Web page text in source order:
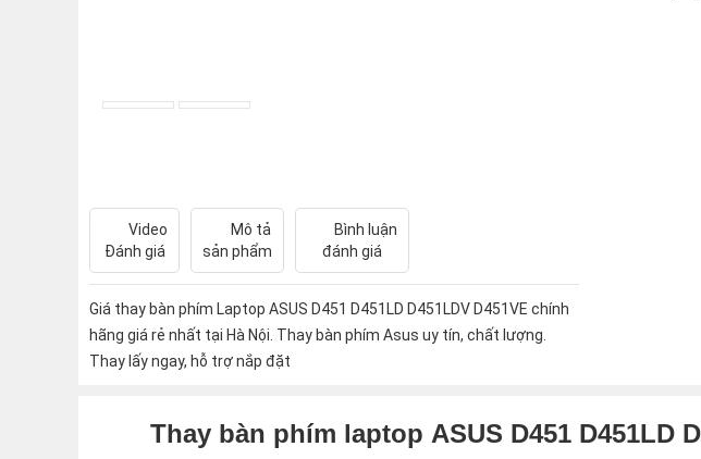
Video
Đánh giá
Mô tả
sản phẩm
Bình luận
đánh giá
Giá thay bàn phím Laptop ASUS D451 D451LD D451LDV D451VE chính
hãng giá rẻ nhất tại Hà Nội. Thay bàn phím Asus uy tín, chất lượng.
Thay lấy ngay, hỗ trợ nắp đặt
Thay bàn phím laptop ASUS D451 D451LD